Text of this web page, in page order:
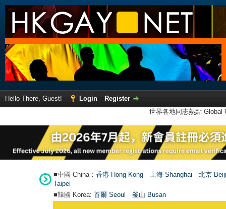
Hello There, Guest! Login
Register
世界各地同志熱點
■中國 China： 香港 Hong Kong 上海 Shanghai
北京
Taipei
■韓國 Korea: 首爾 Seoul 釜山 Busan